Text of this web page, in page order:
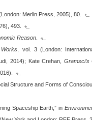
Merlin Press, 2005), 80.
493.
Reason
, vol. 3 (London:
2014); Kate Crehan,
Structure and Forms of
Spaceship Earth,” in